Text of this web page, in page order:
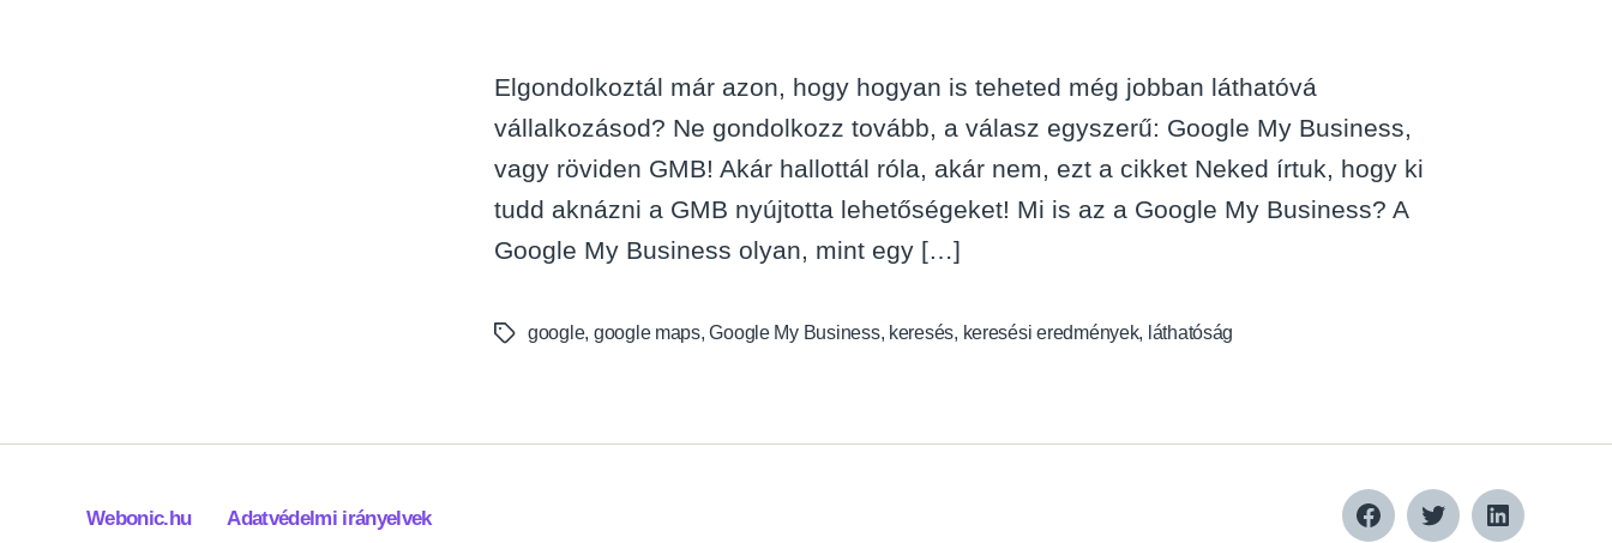
Elgondolkoztál már azon, hogy hogyan is teheted még jobban láthatóvá
vállalkozásod? Ne gondolkozz tovább, a válasz egyszerű: Google My Business,
vagy röviden GMB! Akár hallottál róla, akár nem, ezt a cikket Neked írtuk, hogy ki
tudd aknázni a GMB nyújtotta lehetőségeket! Mi is az a Google My Business? A
Google My Business olyan, mint egy […]
Tagsgoogle, google maps,Google My Business, keresés, keresési eredmények, láthatóság
Webonic.hu Adatvédelmi irányelvek FacebookTwitterLinkedIn